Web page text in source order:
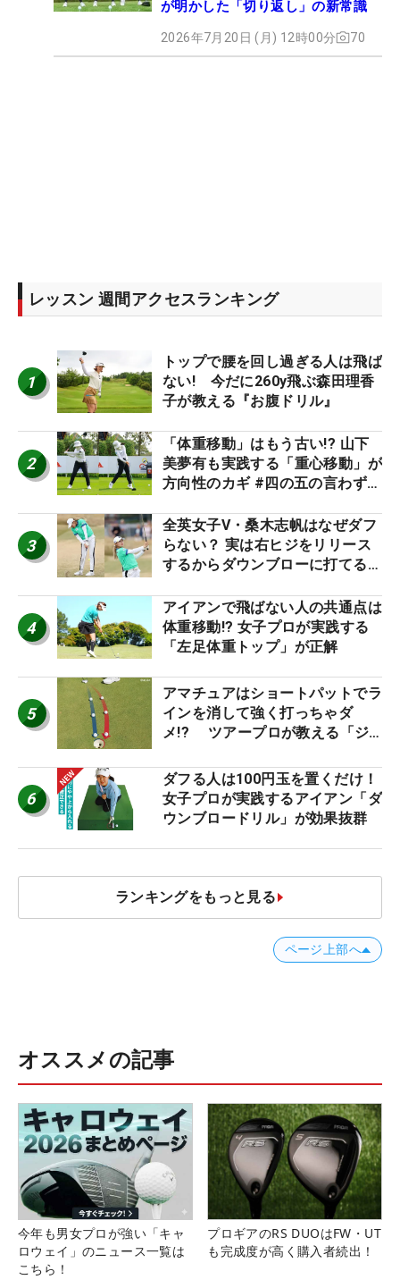
が明かした「切り返し」の新常識
2026年7月20日 (月) 12時00分 70
レッスン 週間アクセスランキング
1
トップで腰を回し過ぎる人は飛ば
ない! 今だに260y飛ぶ森田理香
子が教える『お腹ドリル』
2
「体重移動」はもう古い!? 山下
美夢有も実践する「重心移動」が
方向性のカギ #四の五の言わず振
3
全英女子V・桑木志帆はなぜダフ
らない？ 実は右ヒジをリリース
するからダウンブローに打てる #
4
アイアンで飛ばない人の共通点は
体重移動!? 女子プロが実践する
「左足体重トップ」が正解
5
アマチュアはショートパットでラ
インを消して強く打っちゃダ
メ!? ツアープロが教える「ジ
減するワケ
6
ダフる人は100円玉を置くだけ！
女子プロが実践するアイアン「ダ
ウンブロードリル」が効果抜群
ランキングをもっと見る
ページ上部へ
オススメの記事
今年も男女プロが強い「キャ
ロウェイ」のニュース一覧は
こちら！
プロギアのRS DUOはFW・UT
も完成度が高く購入者続出！